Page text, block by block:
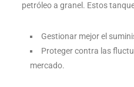
petróleo a granel. Estos
Gestionar mejor el
Proteger contra las
mercado.